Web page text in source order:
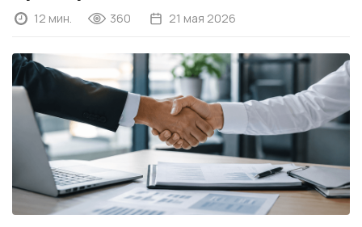
12 мин. 360 21 мая 2026